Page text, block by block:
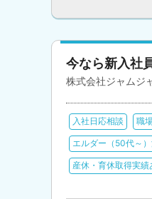
今なら新入社
株式会社ジャムジ
入社日応相談 職
エルダー（50代～
産休・育休取得実績